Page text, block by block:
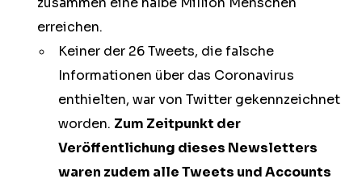
erreichen.
Keiner der 26 Tweets, die falsche
Informationen über das Coronavirus
enthielten, war von Twitter gekennzeichnet
worden. Zum Zeitpunkt der
Veröffentlichung dieses Newsletters
waren zudem alle Tweets und Accounts